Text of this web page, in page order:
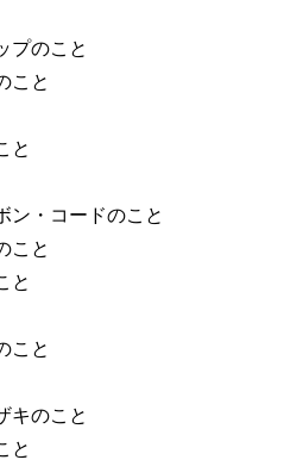
プのこと
こと
と
ン・コードのこと
こと
と
こと
キのこと
と